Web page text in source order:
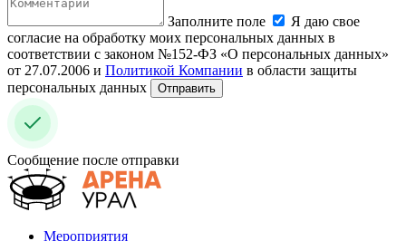
Заполните поле
Я даю свое
согласие на обработку моих персональных данных в
соответствии с законом №152-ФЗ «О персональных данных»
от 27.07.2006 и Политикой Компании в области защиты
персональных данных
Отправить
Сообщение после отправки
Мероприятия